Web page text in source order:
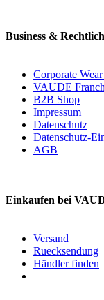
Business &
Corporate
VAUDE
B2B Shop
Impressum
Datenschutz
Datenschutz-
AGB
Einkaufen bei
Versand
Ruecksendung
Händler finden